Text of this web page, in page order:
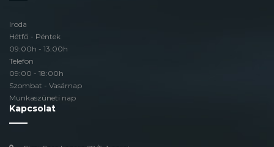
Iroda
Hétfő - Péntek
09:00h - 13:00h
Telefon
09:00 - 18:00h
Szombat - Vasárnap
Munkaszüneti nap
Kapcsolat